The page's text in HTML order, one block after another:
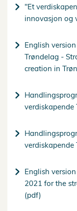
"Et
innovasjon og
English
Trøndelag -
creation in
verdiskapende
verdiskapende
English
2021 for the
(pdf)